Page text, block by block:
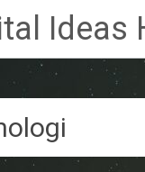
Ideas